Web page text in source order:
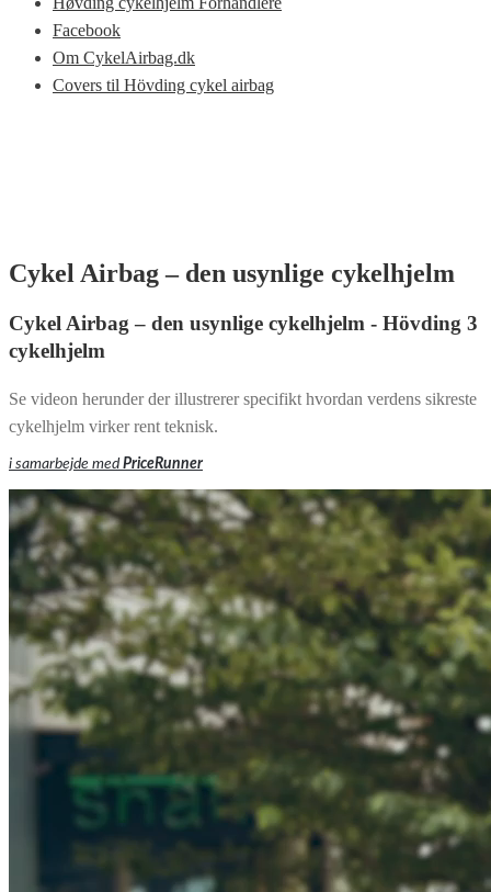
Facebook
Om CykelAirbag.dk
Covers til Hövding cykel airbag
Cykel Airbag – den usynlige cykelhjelm
Cykel Airbag – den usynlige cykelhjelm - Hövding 3
cykelhjelm
Se videon herunder der illustrerer specifikt hvordan verdens sikreste
cykelhjelm virker rent teknisk.
i samarbejde medPriceRunner